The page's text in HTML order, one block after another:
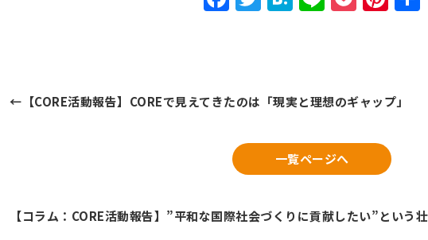
← 【CORE活動報告】COREで見えてきたのは「現実と理想のギャップ」
一覧ページへ
【コラム：CORE活動報告】”平和な国際社会づくりに貢献したい”という